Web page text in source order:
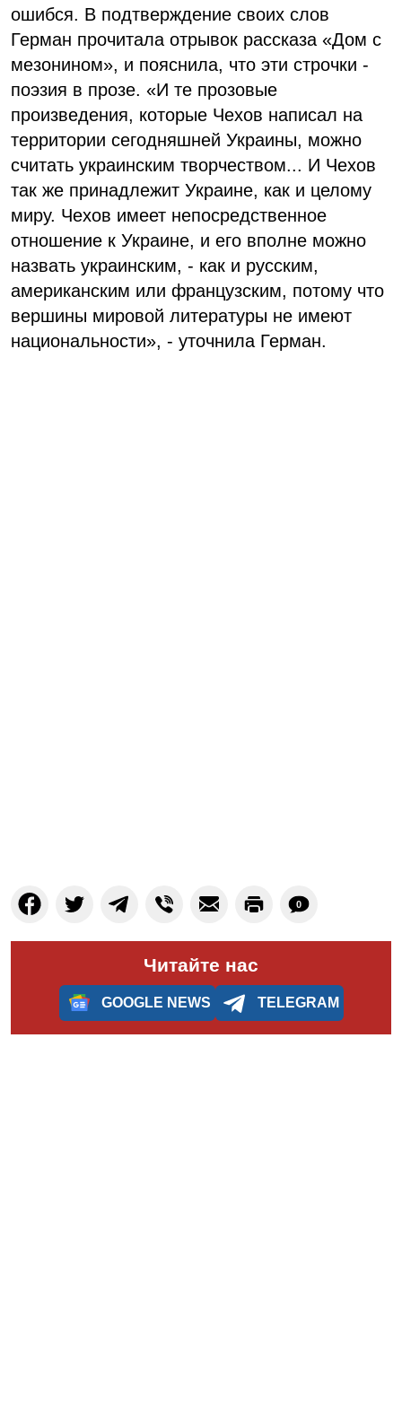
ошибся. В подтверждение своих слов
Герман прочитала отрывок рассказа «Дом с
мезонином», и пояснила, что эти строчки -
поэзия в прозе. «И те прозовые
произведения, которые Чехов написал на
территории сегодняшней Украины, можно
считать украинским творчеством... И Чехов
так же принадлежит Украине, как и целому
миру. Чехов имеет непосредственное
отношение к Украине, и его вполне можно
назвать украинским, - как и русским,
американским или французским, потому что
вершины мировой литературы не имеют
национальности», - уточнила Герман.
0
Читайте нас
GOOGLE NEWS TELEGRAM